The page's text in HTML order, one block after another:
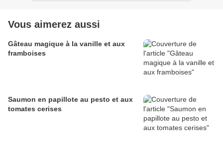
Vous aimerez aussi
Gâteau magique à la vanille et aux
framboises
Saumon en papillote au pesto et aux
tomates cerises